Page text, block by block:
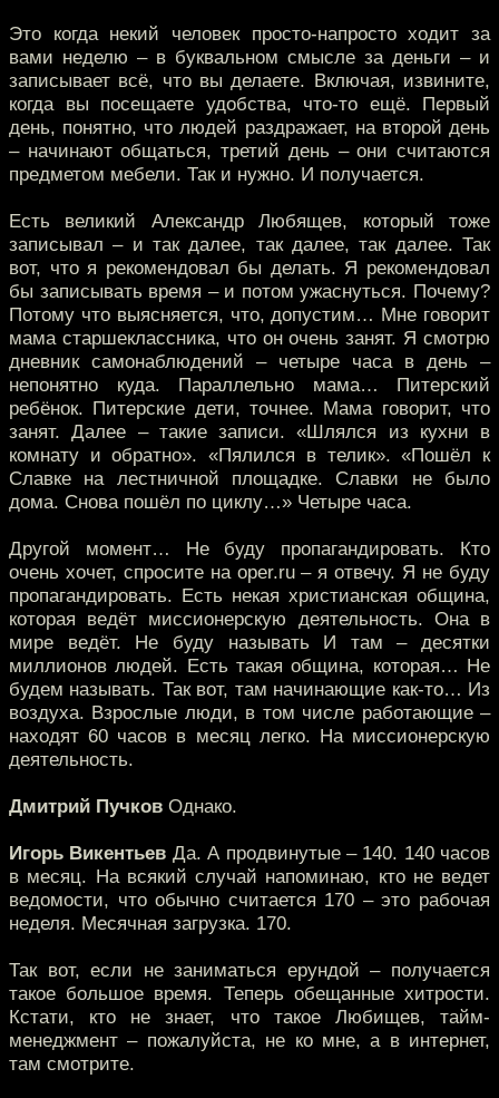
Это когда некий человек просто-напросто ходит за
вами неделю – в буквальном смысле за деньги – и
записывает всё, что вы делаете. Включая, извините,
когда вы посещаете удобства, что-то ещё. Первый
день, понятно, что людей раздражает, на второй день
– начинают общаться, третий день – они считаются
предметом мебели. Так и нужно. И получается.
Есть великий Александр Любящев, который тоже
записывал – и так далее, так далее, так далее. Так
вот, что я рекомендовал бы делать. Я рекомендовал
бы записывать время – и потом ужаснуться. Почему?
Потому что выясняется, что, допустим… Мне говорит
мама старшеклассника, что он очень занят. Я смотрю
дневник самонаблюдений – четыре часа в день –
непонятно куда. Параллельно мама… Питерский
ребёнок. Питерские дети, точнее. Мама говорит, что
занят. Далее – такие записи. «Шлялся из кухни в
комнату и обратно». «Пялился в телик». «Пошёл к
Славке на лестничной площадке. Славки не было
дома. Снова пошёл по циклу…» Четыре часа.
Другой момент… Не буду пропагандировать. Кто
очень хочет, спросите на oper.ru – я отвечу. Я не буду
пропагандировать. Есть некая христианская община,
которая ведёт миссионерскую деятельность. Она в
мире ведёт. Не буду называть И там – десятки
миллионов людей. Есть такая община, которая… Не
будем называть. Так вот, там начинающие как-то… Из
воздуха. Взрослые люди, в том числе работающие –
находят 60 часов в месяц легко. На миссионерскую
деятельность.
Дмитрий Пучков Однако.
Игорь Викентьев Да. А продвинутые – 140. 140 часов
в месяц. На всякий случай напоминаю, кто не ведет
ведомости, что обычно считается 170 – это рабочая
неделя. Месячная загрузка. 170.
Так вот, если не заниматься ерундой – получается
такое большое время. Теперь обещанные хитрости.
Кстати, кто не знает, что такое Любищев, тайм-
менеджмент – пожалуйста, не ко мне, а в интернет,
там смотрите.